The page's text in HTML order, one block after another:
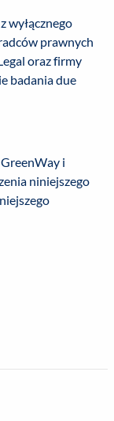
wyłącznego
prawnych
oraz firmy
badania due
i
niniejszego